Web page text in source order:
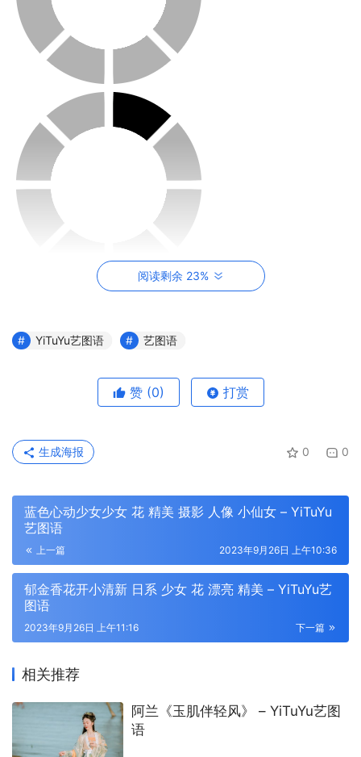
阅读剩余 23%
YiTuYu艺图语 艺图语
赞 (0) 打赏
0 0
生成海报
蓝色心动少女少女 花 精美 摄影 人像 小仙女 – YiTuYu
艺图语
上一篇 2023年9月26日 上午10:36
郁金香花开小清新 日系 少女 花 漂亮 精美 – YiTuYu艺
图语
下一篇
2023年9月26日 上午11:16
相关推荐
阿兰《玉肌伴轻风》 – YiTuYu艺图
语